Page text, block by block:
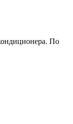
По